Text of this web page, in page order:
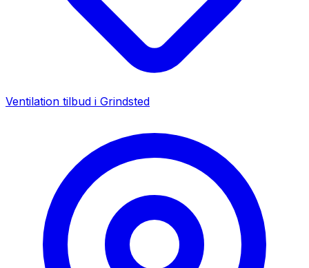
Ventilation tilbud i Grindsted